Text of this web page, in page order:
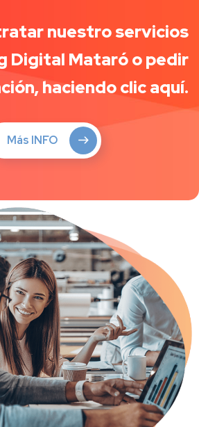
nuestro servicios
Digital Mataró o pedir
haciendo clic aquí.
Más INFO